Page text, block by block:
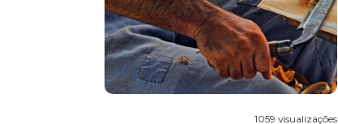
1059 visualizações